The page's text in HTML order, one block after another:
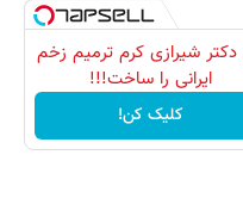
دکتر شیرازی کرم ترمیم زخم
ایرانی را ساخت!!!
کلیک کن!